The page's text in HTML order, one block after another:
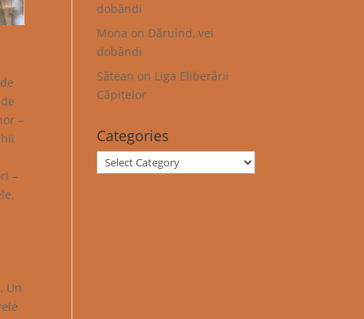
–
–
Un
dobândi
Mona on Dăruind, vei
dobândi
Sătean on Liga Eliberării
Căpițelor
Categories
Categories